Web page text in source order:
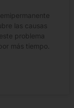
las causas
problema
más tiempo.